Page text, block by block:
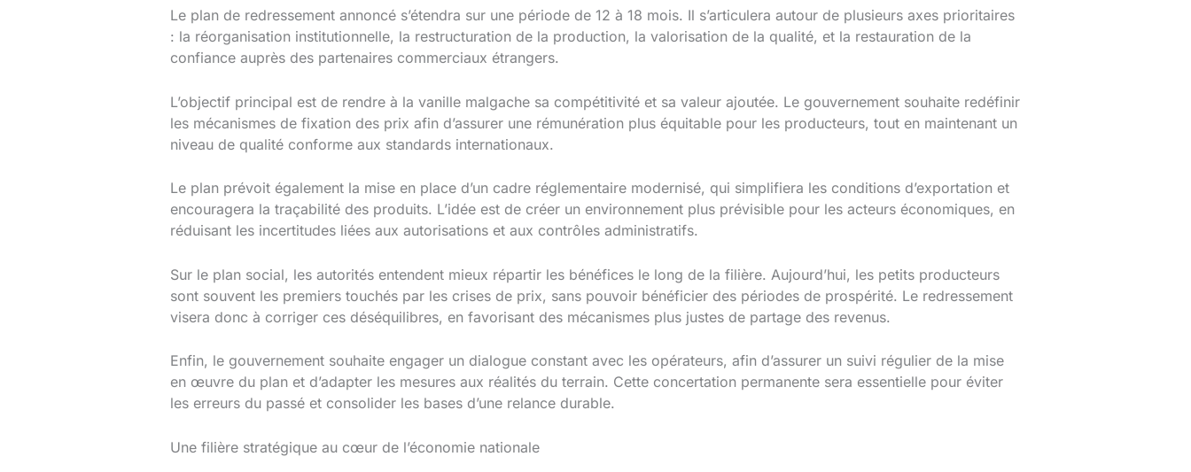
Le plan de redressement annoncé s’étendra sur une période de 12 à 18 mois. Il s’articulera autour de plusieurs axes prioritaires
: la réorganisation institutionnelle, la restructuration de la production, la valorisation de la qualité, et la restauration de la
confiance auprès des partenaires commerciaux étrangers.
L’objectif principal est de rendre à la vanille malgache sa compétitivité et sa valeur ajoutée. Le gouvernement souhaite redéfinir
les mécanismes de fixation des prix afin d’assurer une rémunération plus équitable pour les producteurs, tout en maintenant un
niveau de qualité conforme aux standards internationaux.
Le plan prévoit également la mise en place d’un cadre réglementaire modernisé, qui simplifiera les conditions d’exportation et
encouragera la traçabilité des produits. L’idée est de créer un environnement plus prévisible pour les acteurs économiques, en
réduisant les incertitudes liées aux autorisations et aux contrôles administratifs.
Sur le plan social, les autorités entendent mieux répartir les bénéfices le long de la filière. Aujourd’hui, les petits producteurs
sont souvent les premiers touchés par les crises de prix, sans pouvoir bénéficier des périodes de prospérité. Le redressement
visera donc à corriger ces déséquilibres, en favorisant des mécanismes plus justes de partage des revenus.
Enfin, le gouvernement souhaite engager un dialogue constant avec les opérateurs, afin d’assurer un suivi régulier de la mise
en œuvre du plan et d’adapter les mesures aux réalités du terrain. Cette concertation permanente sera essentielle pour éviter
les erreurs du passé et consolider les bases d’une relance durable.
Une filière stratégique au cœur de l’économie nationale